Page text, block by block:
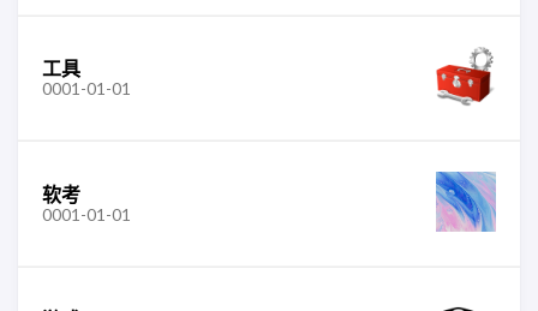
工具
0001-01-01
软考
0001-01-01